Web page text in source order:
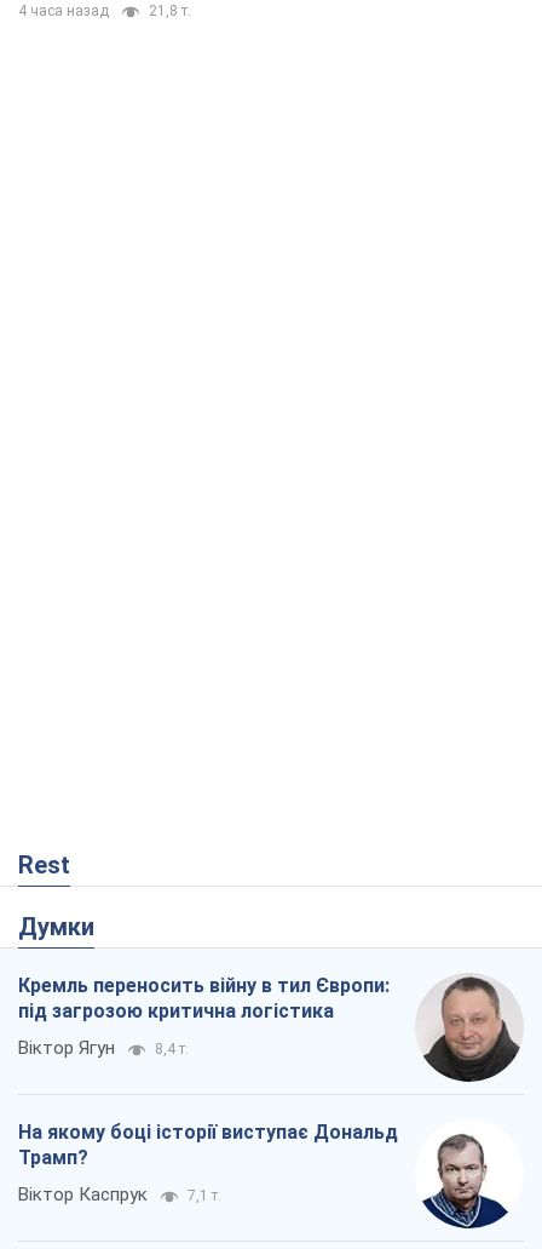
4 часа назад 21,8 т.
Rest
Думки
Кремль переносить війну в тил Європи:
під загрозою критична логістика
Віктор Ягун 8,4 т.
На якому боці історії виступає Дональд
Трамп?
Віктор Каспрук 7,1 т.